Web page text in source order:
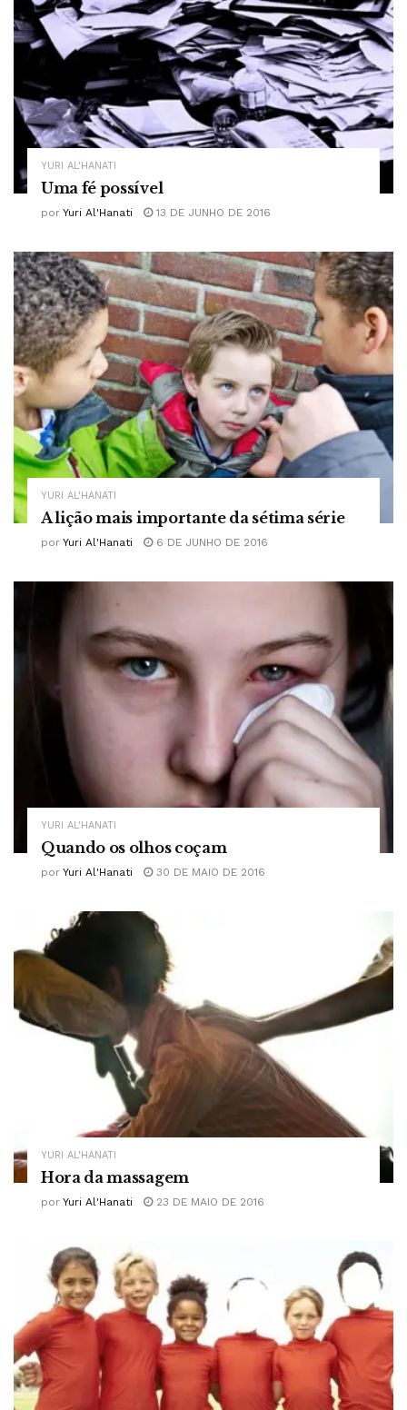
YURI AL'HANATI
Uma fé possível
por Yuri Al'Hanati 13 DE JUNHO DE 2016
YURI AL'HANATI
A lição mais importante da sétima série
por Yuri Al'Hanati 6 DE JUNHO DE 2016
YURI AL'HANATI
Quando os olhos coçam
por Yuri Al'Hanati 30 DE MAIO DE 2016
YURI AL'HANATI
Hora da massagem
por Yuri Al'Hanati 23 DE MAIO DE 2016